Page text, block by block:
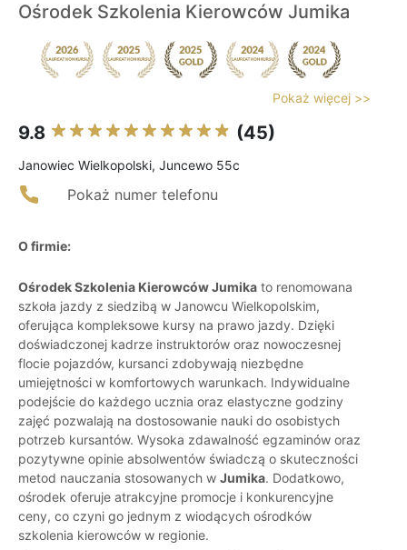
Ośrodek Szkolenia Kierowców Jumika
Pokaż więcej >>
9.8 (45)
Janowiec Wielkopolski, Juncewo 55c
Pokaż numer telefonu
O firmie:
Ośrodek Szkolenia Kierowców Jumika to renomowana
szkoła jazdy z siedzibą w Janowcu Wielkopolskim,
oferująca kompleksowe kursy na prawo jazdy. Dzięki
doświadczonej kadrze instruktorów oraz nowoczesnej
flocie pojazdów, kursanci zdobywają niezbędne
umiejętności w komfortowych warunkach. Indywidualne
podejście do każdego ucznia oraz elastyczne godziny
zajęć pozwalają na dostosowanie nauki do osobistych
potrzeb kursantów. Wysoka zdawalność egzaminów oraz
pozytywne opinie absolwentów świadczą o skuteczności
metod nauczania stosowanych w Jumika. Dodatkowo,
ośrodek oferuje atrakcyjne promocje i konkurencyjne
ceny, co czyni go jednym z wiodących ośrodków
szkolenia kierowców w regionie.